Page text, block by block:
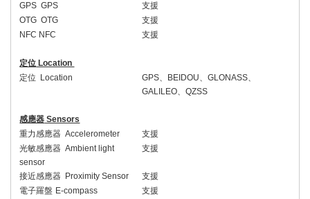
GPS GPS
支援
OTG OTG
支援
NFC NFC
支援
定位 Location
定位 Location GPS BEIDOU 、GLONASS
GALILEO 、QZSS
感應器 Sensors
重力感應器 Accelerometer
支援
光敏感應器 Ambient light
sensor
支援
接近感應器 Proximity Sensor
支援
電子羅盤 E-compass
支援